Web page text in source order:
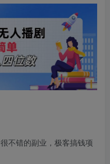
不错的副业，极客搞钱项